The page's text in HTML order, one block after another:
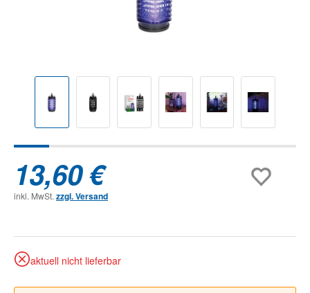
13,60 €
inkl. MwSt. zzgl. Versand
aktuell nicht lieferbar